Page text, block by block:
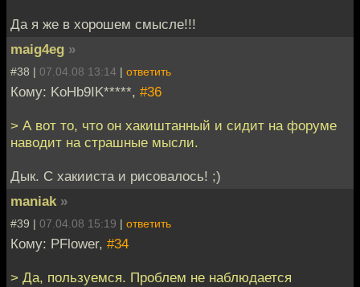
Да я же в хорошем смысле!!!
maig4eg »
#38 | 07.04.08 13:14 | ответить
Кому: KoHb9IK*****, #36
> А вот то, что он хакиштанный и сидит на форуме
наводит на страшные мысли.
Дык. С хакииста и рисовалось! ;)
maniak »
#39 | 07.04.08 15:19 | ответить
Кому: PFlower, #34
> Да, пользуемся. Проблем не наблюдается